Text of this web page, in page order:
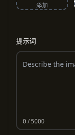
添加
提示词
0/ 5000